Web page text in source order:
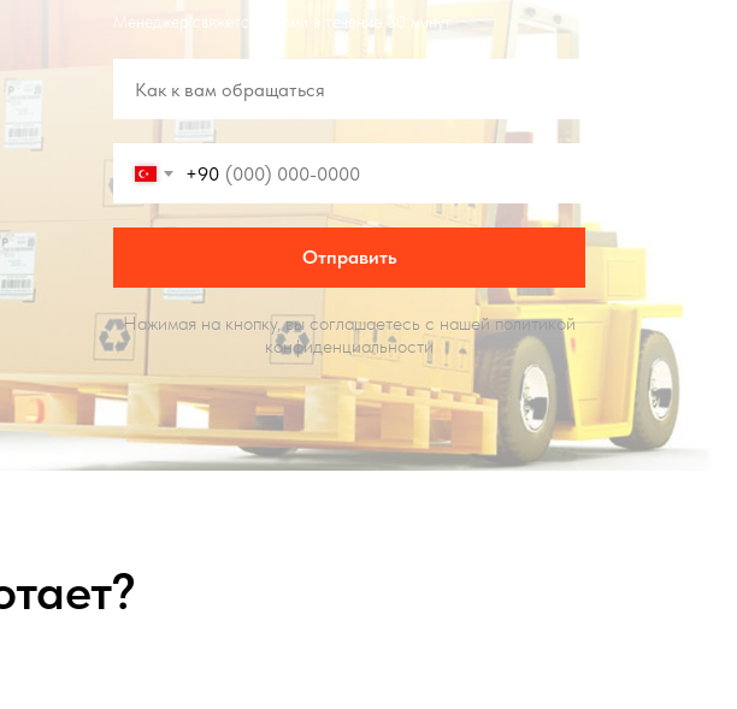
Менеджер свяжется с вами в течение 30 минут
+90
Отправить
Нажимая на кнопку, вы соглашаетесь c нашей политикой
конфиденциальности